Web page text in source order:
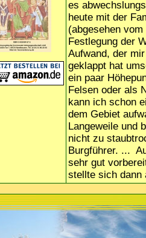
es
heute mit der
(abgesehen
Festlegung der
Aufwand, der
geklappt hat
ein paar
Felsen oder als
kann ich schon
dem Gebiet
Langeweile und
nicht zu
Burgführer. ...
sehr gut
stellte sich dann